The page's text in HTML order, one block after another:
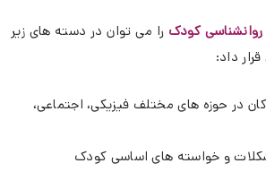
کودک را می توان در دسته های زیر
داد:
در حوزه های مختلف فیزیکی، اجتماعی،
و خواسته های اساسی کودک